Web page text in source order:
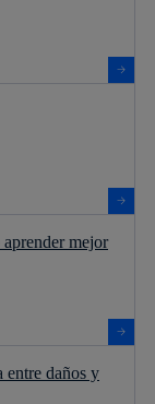
mejor
entre daños y